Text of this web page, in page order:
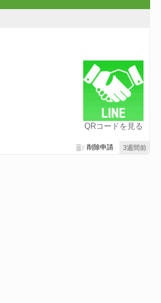
QRコードを見る
3週間前
削除申請